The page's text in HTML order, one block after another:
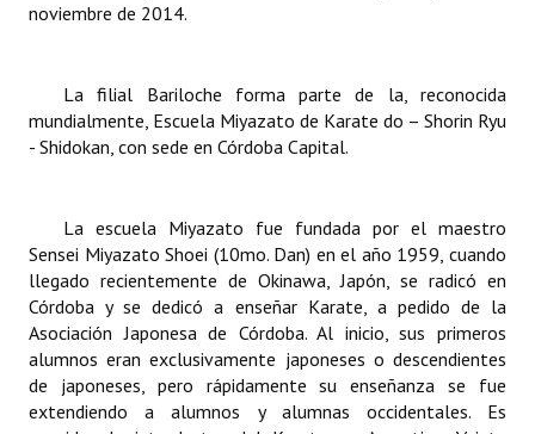
NORMATIVA
Declaraciones
Resoluciones de Presidencia
INSTITUCIONAL
Antiguos Pobladores
Noticias Destacadas
noviembre de 2014.
La filial Bariloche forma parte de la, reconocida
mundialmente, Escuela Miyazato de Karate do – Shorin Ryu
- Shidokan, con sede en Córdoba Capital.
La escuela Miyazato fue fundada por el maestro
Sensei Miyazato Shoei (10mo. Dan) en el año 1959, cuando
llegado recientemente de Okinawa, Japón, se radicó en
Córdoba y se dedicó a enseñar Karate, a pedido de la
Asociación Japonesa de Córdoba. Al inicio, sus primeros
alumnos eran exclusivamente japoneses o descendientes
de japoneses, pero rápidamente su enseñanza se fue
extendiendo a alumnos y alumnas occidentales. Es